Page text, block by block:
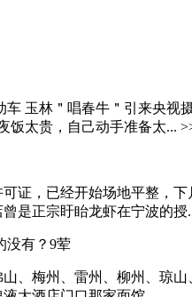
玉林＂唱春牛＂引来央
饭太贵，自己动手准备太...
证，已经开始场地平整，
是正宗盱眙龙虾在宁波的授
没有？9荤
、梅州、雷州、柳州、琼